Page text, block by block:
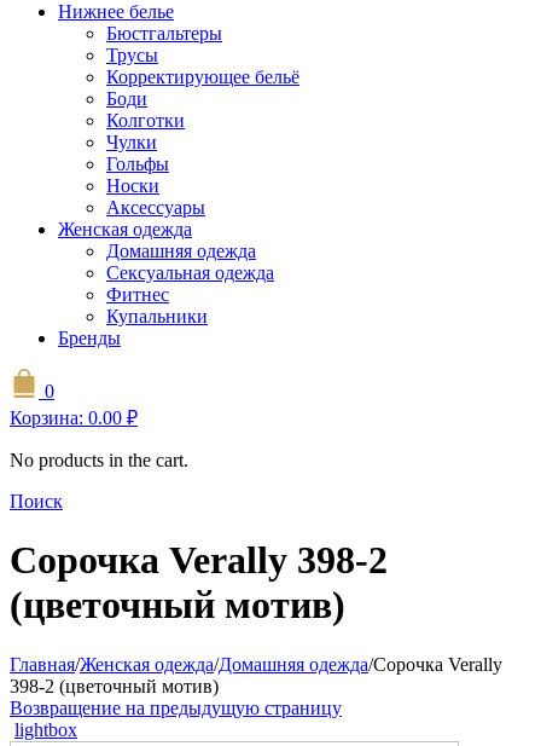
Нижнее белье
Бюстгальтеры
Трусы
Корректирующее бельё
Боди
Колготки
Чулки
Гольфы
Носки
Аксессуары
Женская одежда
Домашняя одежда
Сексуальная одежда
Фитнес
Купальники
Бренды
0
Корзина: 0.00 ₽
No products in the cart.
Поиск
Сорочка Verally 398-2
(цветочный мотив)
Главная/Женская одежда/Домашняя одежда/Сорочка Verally
398-2 (цветочный мотив)
Возвращение на предыдущую страницу
lightbox